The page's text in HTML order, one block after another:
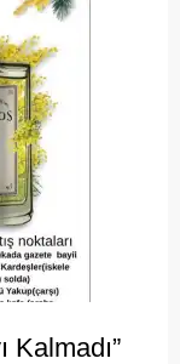
Kalmadı”